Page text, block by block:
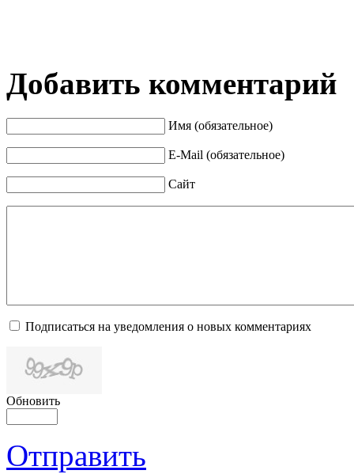
Добавить комментарий
Имя (обязательное)
E-Mail (обязательное)
Сайт
Подписаться на уведомления о новых комментариях
Обновить
Отправить